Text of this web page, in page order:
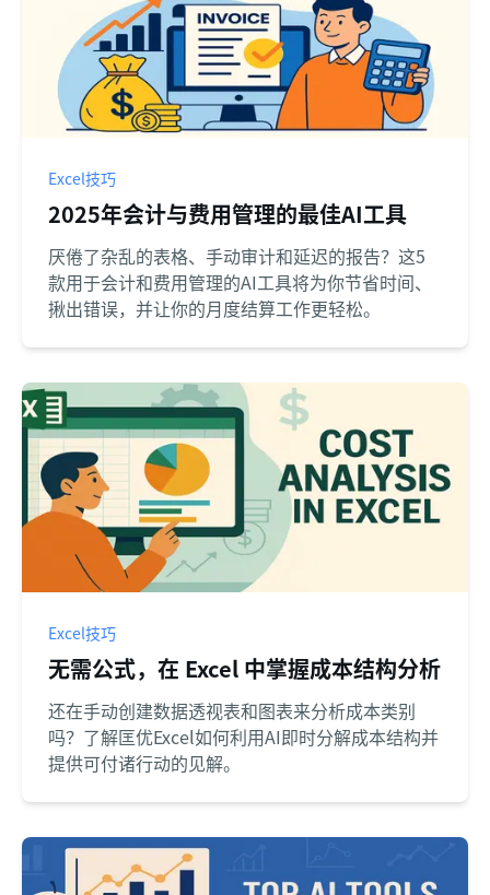
Excel技巧
2025年会计与费用管理的最佳AI工具
厌倦了杂乱的表格、手动审计和延迟的报告？这5
款用于会计和费用管理的AI工具将为你节省时间、
揪出错误，并让你的月度结算工作更轻松。
Excel技巧
无需公式，在 Excel 中掌握成本结构分析
还在手动创建数据透视表和图表来分析成本类别
吗？了解匡优Excel如何利用AI即时分解成本结构并
提供可付诸行动的见解。